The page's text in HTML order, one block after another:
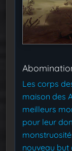
Les corps
maison des
meilleurs
pour leur
nouveau but